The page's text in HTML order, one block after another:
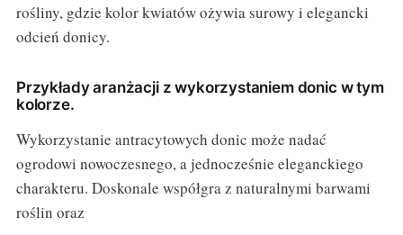
rośliny, gdzie kolor kwiatów ożywia surowy i elegancki
odcień donicy.
Przykłady aranżacji z wykorzystaniem donic w tym
kolorze.
Wykorzystanie antracytowych donic może nadać
ogrodowi nowoczesnego, a jednocześnie eleganckiego
charakteru. Doskonale współgra z naturalnymi barwami
roślin oraz